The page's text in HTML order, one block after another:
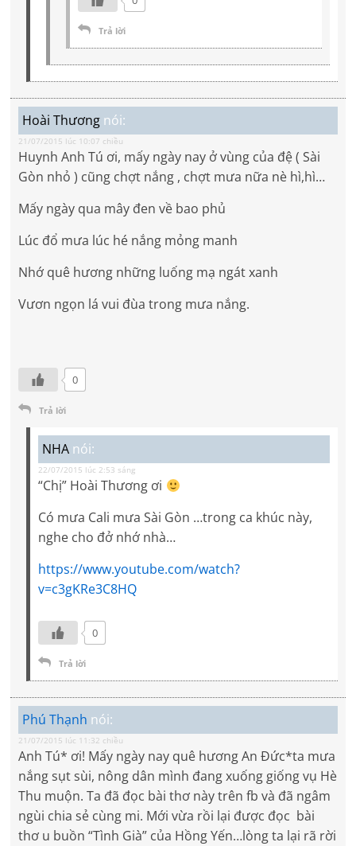
Trả lời
Hoài Thương nói:
21/07/2015 lúc 10:07 chiều
Huynh Anh Tú ơi, mấy ngày nay ở vùng của đệ ( Sài
Gòn nhỏ ) cũng chợt nắng , chợt mưa nữa nè hì,hì…
Mấy ngày qua mây đen về bao phủ
Lúc đổ mưa lúc hé nắng mỏng manh
Nhớ quê hương những luống mạ ngát xanh
Vươn ngọn lá vui đùa trong mưa nắng.
0
Trả lời
NHA nói:
22/07/2015 lúc 2:53 sáng
“Chị” Hoài Thương ơi
Có mưa Cali mưa Sài Gòn …trong ca khúc này,
nghe cho đở nhớ nhà…
https://www.youtube.com/watch?
v=c3gKRe3C8HQ
0
Trả lời
Phú Thạnh nói:
21/07/2015 lúc 11:32 chiều
Anh Tú* ơi! Mấy ngày nay quê hương An Đức*ta mưa
nắng sụt sùi, nông dân mình đang xuống giống vụ Hè
Thu muộn. Ta đã đọc bài thơ này trên fb và đã ngâm
ngùi chia sẻ cùng mi. Mới vừa rồi lại được đọc bài
thơ u buồn “Tình Già” của Hồng Yến…lòng ta lại rã rời